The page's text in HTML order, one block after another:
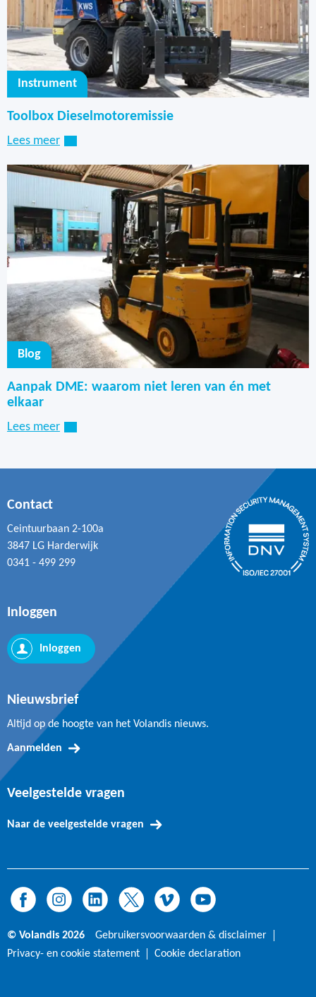
Instrument
Toolbox Dieselmotoremissie
Lees meer
Blog
Aanpak DME: waarom niet leren van én met
elkaar
Lees meer
Contact
Ceintuurbaan 2-100a
3847 LG Harderwijk
0341 - 499 299
Nieuwsbrief
Altijd op de hoogte van het Volandis nieuws.
Aanmelden
Veelgestelde vragen
Naar de veelgestelde vragen
Inloggen
Inloggen
© Volandis 2026
Gebruikersvoorwaarden & disclaimer
Privacy- en cookie statement
Cookie declaration